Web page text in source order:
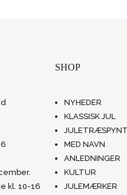
kl. 10-16
SHOP
NYHEDER
KLASSISK JUL
JULETRÆSPYNT
MED NAVN
ANLEDNINGER
KULTUR
JULEMÆRKER